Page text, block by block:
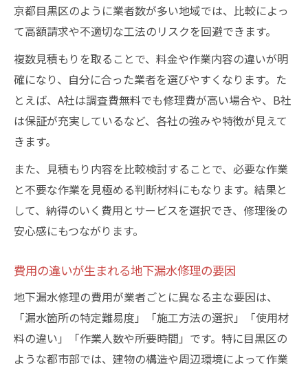
京都目黒区のように業者数が多い地域では、比較によっ
て高額請求や不適切な工法のリスクを回避できます。
複数見積もりを取ることで、料金や作業内容の違いが明
確になり、自分に合った業者を選びやすくなります。た
とえば、A社は調査費無料でも修理費が高い場合や、B社
は保証が充実しているなど、各社の強みや特徴が見えて
きます。
また、見積もり内容を比較検討することで、必要な作業
と不要な作業を見極める判断材料にもなります。結果と
して、納得のいく費用とサービスを選択でき、修理後の
安心感にもつながります。
費用の違いが生まれる地下漏水修理の要因
地下漏水修理の費用が業者ごとに異なる主な要因は、
「漏水箇所の特定難易度」「施工方法の選択」「使用材
料の違い」「作業人数や所要時間」です。特に目黒区の
ような都市部では、建物の構造や周辺環境によって作業